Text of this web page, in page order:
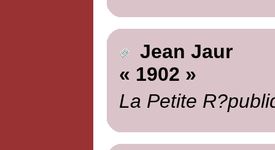
Jean Jaur
« 1902 »
La Petite